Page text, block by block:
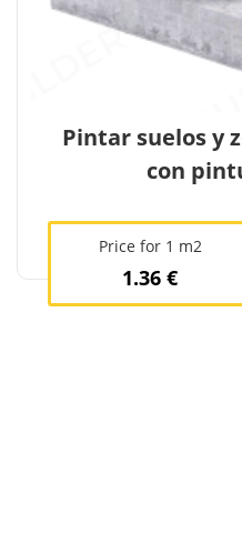
Pintar suelos y
con
Price for 1 m2
1.36 €